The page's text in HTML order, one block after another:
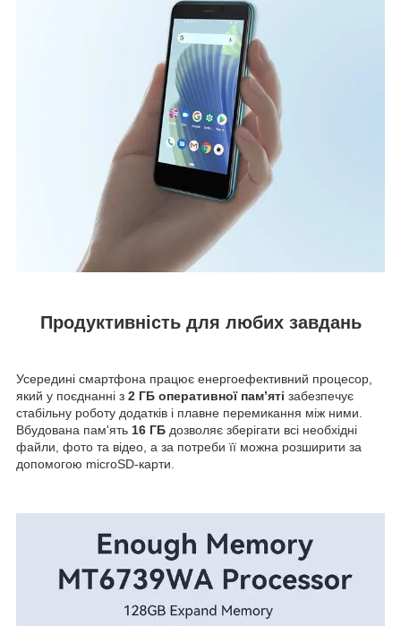
Продуктивність для любих завдань
Усередині смартфона працює енергоефективний процесор,
який у поєднанні з 2 ГБ оперативної пам’яті забезпечує
стабільну роботу додатків і плавне перемикання між ними.
Вбудована пам'ять 16 ГБ дозволяє зберігати всі необхідні
файли, фото та відео, а за потреби її можна розширити за
допомогою microSD-карти.